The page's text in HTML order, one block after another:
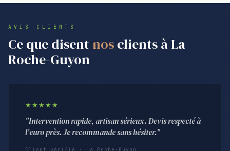
AVIS CLIENTS
Ce que disent nosclients à La
Roche-Guyon
★★★★★
"Intervention rapide, artisan sérieux. Devis respecté à
l'euro près. Je recommande sans hésiter."